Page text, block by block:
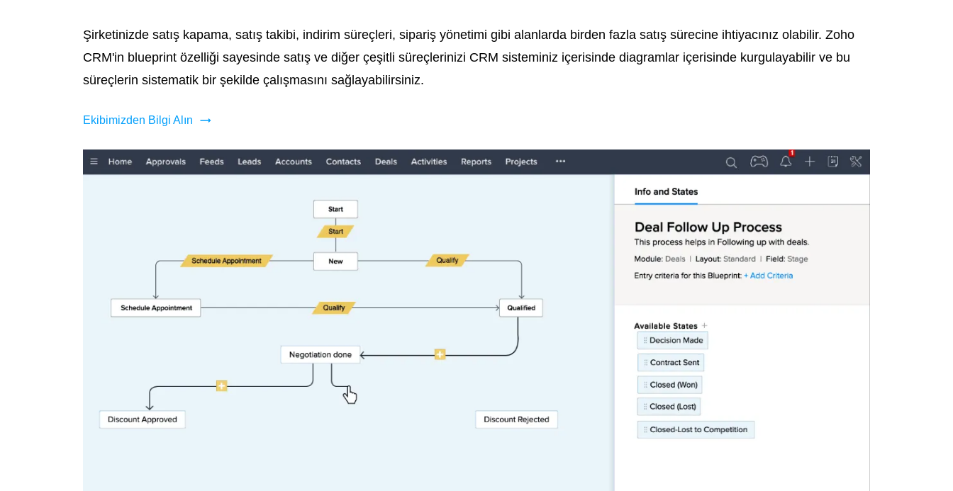
Şirketinizde satış kapama, satış takibi, indirim süreçleri, sipariş yönetimi gibi alanlarda birden fazla satış sürecine ihtiyacınız olabilir. Zoho
CRM'in blueprint özelliği sayesinde satış ve diğer çeşitli süreçlerinizi CRM sisteminiz içerisinde diagramlar içerisinde kurgulayabilir ve bu
süreçlerin sistematik bir şekilde çalışmasını sağlayabilirsiniz.
Ekibimizden Bilgi Alın